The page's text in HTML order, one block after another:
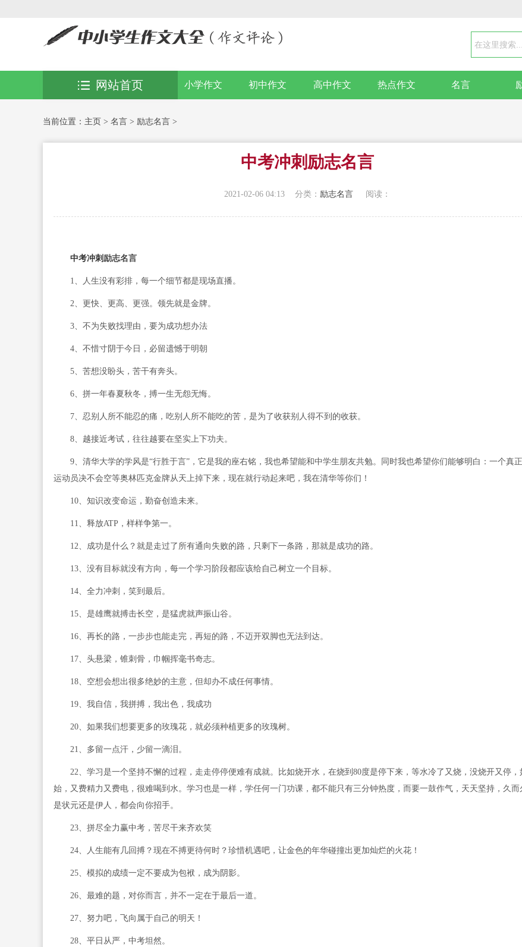
小学作文 初中作文 高中作文 热点作文 名言
网站首页
当前位置： 主页 > 名言 > 励志名言 >
中考冲刺励志名言
2021-02-06 04:13 分类： 励志名言 阅读：
中考冲刺 励志名言
1、人生没有彩排，每一个细节都是现场直播。
2、更快、更高、更强。领先就是金牌。
3、不为失败找理由，要为成功想办法
4、不惜寸阴于今日，必留遗憾于明朝
5、苦想没盼头，苦干有奔头。
6、拼一年春夏秋冬，搏一生无怨无悔。
7、忍别人所不能忍的痛，吃别人所不能吃的苦，是为了收获别人得不到的收获。
8、越接近考试，往往越要在坚实上下功夫。
9、清华大学的学风是“行胜于言”，它是我的座右铭，我也希望能和中学生朋友共勉。同时我也希望你们能够明白：一个真
运动员决不会空等奥林匹克金牌从天上掉下来，现在就行动起来吧，我在清华等你们！
10、知识改变命运，勤奋创造未来。
11、释放ATP，样样争第一。
12、成功是什么？就是走过了所有通向失败的路，只剩下一条路，那就是成功的路。
13、没有目标就没有方向，每一个学习阶段都应该给自己树立一个目标。
14、全力冲刺，笑到最后。
15、是雄鹰就搏击长空，是猛虎就声振山谷。
16、再长的路，一步步也能走完，再短的路，不迈开双脚也无法到达。
17、头悬梁，锥刺骨，巾帼挥毫书奇志。
18、空想会想出很多绝妙的主意，但却办不成任何事情。
19、我自信，我拼搏，我出色，我成功
20、如果我们想要更多的玫瑰花，就必须种植更多的玫瑰树。
21、多留一点汗，少留一滴泪。
22、学习是一个坚持不懈的过程，走走停停便难有成就。比如烧开水，在烧到80度是停下来，等水冷了又烧，没烧开又停，
始，又费精力又费电，很难喝到水。学习也是一样，学任何一门功课，都不能只有三分钟热度，而要一鼓作气，天天坚持，久而
是状元还是伊人，都会向你招手。
23、拼尽全力赢中考，苦尽干来齐欢笑
24、人生能有几回搏？现在不搏更待何时？珍惜机遇吧，让金色的年华碰撞出更加灿烂的火花！
25、模拟的成绩一定不要成为包袱，成为阴影。
26、最难的题，对你而言，并不一定在于最后一道。
27、努力吧，飞向属于自己的明天！
28、平日从严，中考坦然。